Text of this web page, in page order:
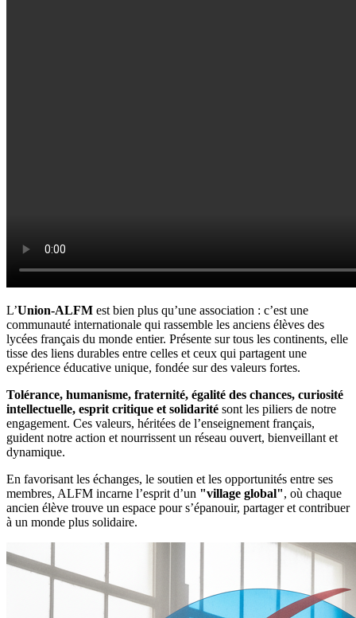
L’Union-ALFM est bien plus qu’une association : c’est une
communauté internationale qui rassemble les anciens élèves des
lycées français du monde entier. Présente sur tous les continents, elle
tisse des liens durables entre celles et ceux qui partagent une
expérience éducative unique, fondée sur des valeurs fortes.
Tolérance, humanisme, fraternité, égalité des chances, curiosité
intellectuelle, esprit critique et solidarité sont les piliers de notre
engagement. Ces valeurs, héritées de l’enseignement français,
guident notre action et nourrissent un réseau ouvert, bienveillant et
dynamique.
En favorisant les échanges, le soutien et les opportunités entre ses
membres, ALFM incarne l’esprit d’un "village global", où chaque
ancien élève trouve un espace pour s’épanouir, partager et contribuer
à un monde plus solidaire.